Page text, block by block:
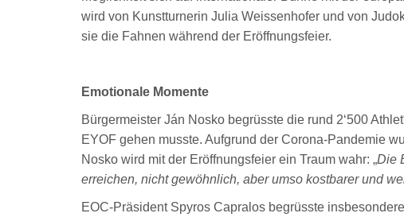
wird von Kunstturnerin Julia Weissenhofer und von
sie die Fahnen während der Eröffnungsfeier.
Emotionale Momente
Bürgermeister Ján Nosko begrüsste die rund 2‘500
EYOF gehen musste. Aufgrund der Corona-Pandemie
Nosko wird mit der Eröffnungsfeier ein Traum wahr: „Die
erreichen, nicht gewöhnlich, aber umso kostbarer und
EOC-Präsident Spyros Capralos begrüsste